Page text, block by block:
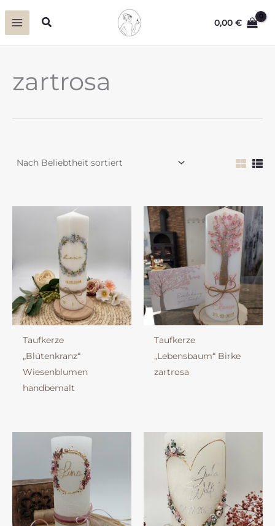
Inhalt
Suchen 0,00€
zartrosa
Taufkerze
„Blütenkranz“
Wiesenblumen
handbemalt
Taufkerze
„Lebensbaum“ Birke
zartrosa